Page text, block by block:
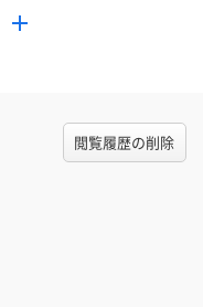
閲覧履歴の削除